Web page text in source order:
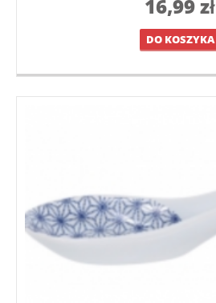
16,99zł
DO KOSZYKA